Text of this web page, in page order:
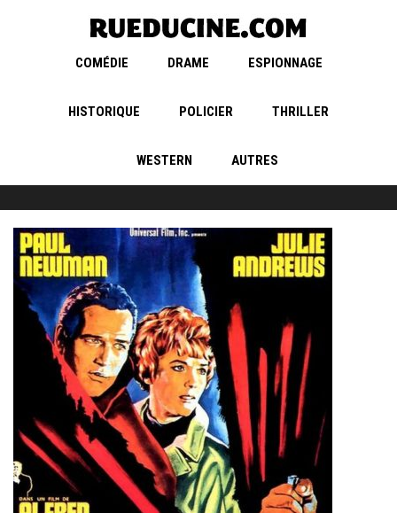
COMÉDIE DRAME ESPIONNAGE
HISTORIQUE POLICIER THRILLER
WESTERN AUTRES